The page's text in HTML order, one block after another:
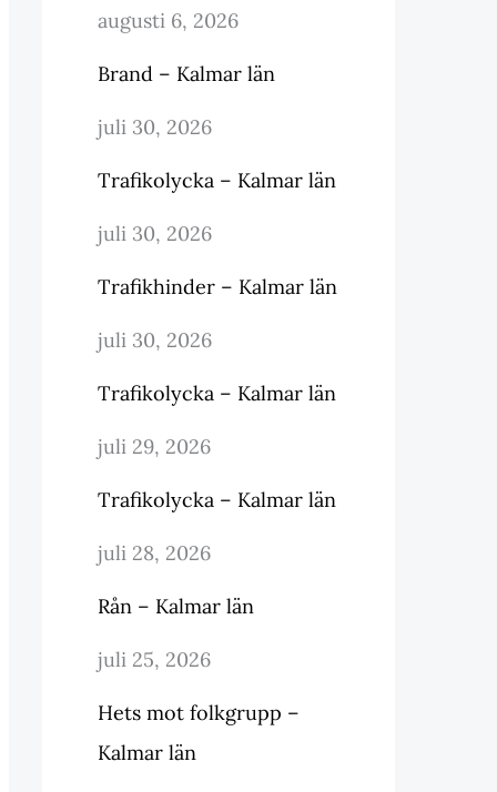
augusti 6, 2026
Brand – Kalmar län
juli 30, 2026
Trafikolycka – Kalmar län
juli 30, 2026
Trafikhinder – Kalmar län
juli 30, 2026
Trafikolycka – Kalmar län
juli 29, 2026
Trafikolycka – Kalmar län
juli 28, 2026
Rån – Kalmar län
juli 25, 2026
Hets mot folkgrupp –
Kalmar län